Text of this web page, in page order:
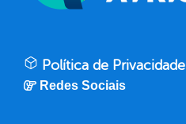
Política de Privacidade
Redes Sociais